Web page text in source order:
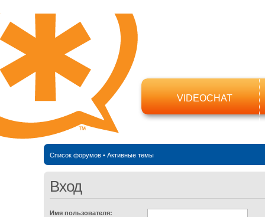
VIDEOCHAT
Список форумов• Активные темы
Вход
Имя пользователя: